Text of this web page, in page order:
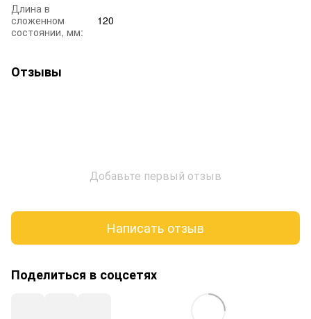
Длина в
сложенном
состоянии, мм:
120
Отзывы
Добавьте первый отзыв
Написать отзыв
Поделиться в соцсетях